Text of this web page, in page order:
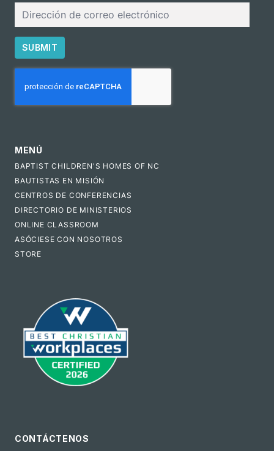
electrónico
SUBMIT
MENÚ
BAPTIST CHILDREN'S HOMES OF NC
BAUTISTAS EN MISIÓN
CENTROS DE CONFERENCIAS
DIRECTORIO DE MINISTERIOS
ONLINE CLASSROOM
ASÓCIESE CON NOSOTROS
STORE
CONTÁCTENOS